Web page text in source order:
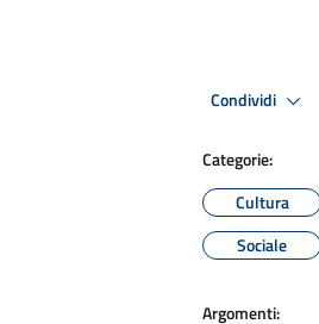
Condividi
Categorie:
Cultura
Sociale
Argomenti: